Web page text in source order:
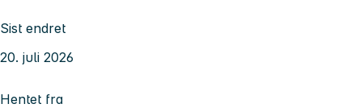
Sist endret
20. juli 2026
Hentet fra